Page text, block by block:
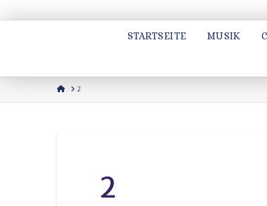
STARTSEITE MUSIK
HOME
2
2